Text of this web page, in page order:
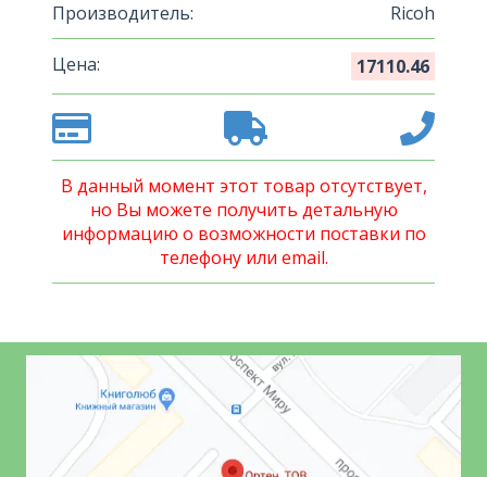
Производитель: Ricoh
Цена: 17110.46
В данный момент этот товар отсутствует,
но Вы можете получить детальную
информацию о возможности поставки по
телефону или email.